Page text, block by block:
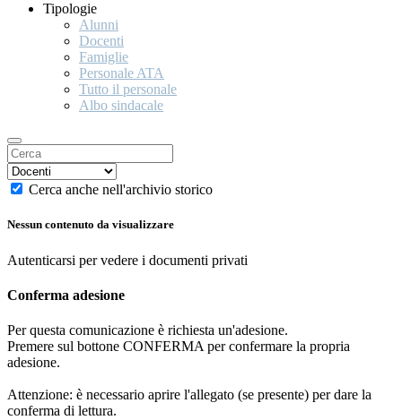
Tipologie
Alunni
Docenti
Famiglie
Personale ATA
Tutto il personale
Albo sindacale
Cerca anche nell'archivio storico
Nessun contenuto da visualizzare
Autenticarsi per vedere i documenti privati
Conferma adesione
Per questa comunicazione è richiesta un'adesione.
Premere sul bottone CONFERMA per confermare la propria
adesione.
Attenzione: è necessario aprire l'allegato (se presente) per dare la
conferma di lettura.